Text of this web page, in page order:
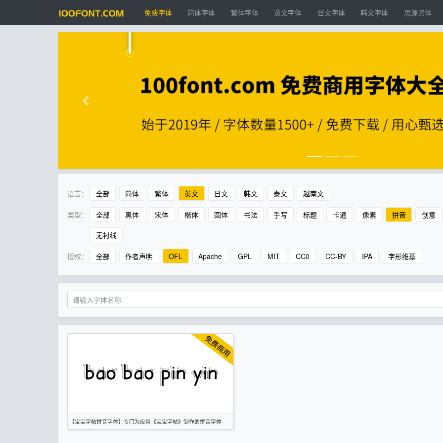
免费字体 简体字体 繁体字体 英文字体 日文字体 韩文字体 思源黑体
语言： 全部 简体 繁体 英文 日文 韩文 泰文 越南文
类型： 全部 黑体 宋体 楷体 圆体 书法 手写 标题 卡通 像素 拼音 创意
无衬线
授权： 全部 作者声明 OFL Apache GPL MIT CC0 CC-BY IPA 字形维基
【宝宝字帖拼音字体】专门为应用《宝宝字帖》制作的拼音字体